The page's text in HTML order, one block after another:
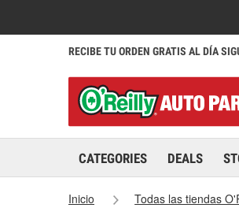
RECIBE TU ORDEN GRATIS AL DÍA
CATEGORIES DEALS
Inicio Todas las tiendas